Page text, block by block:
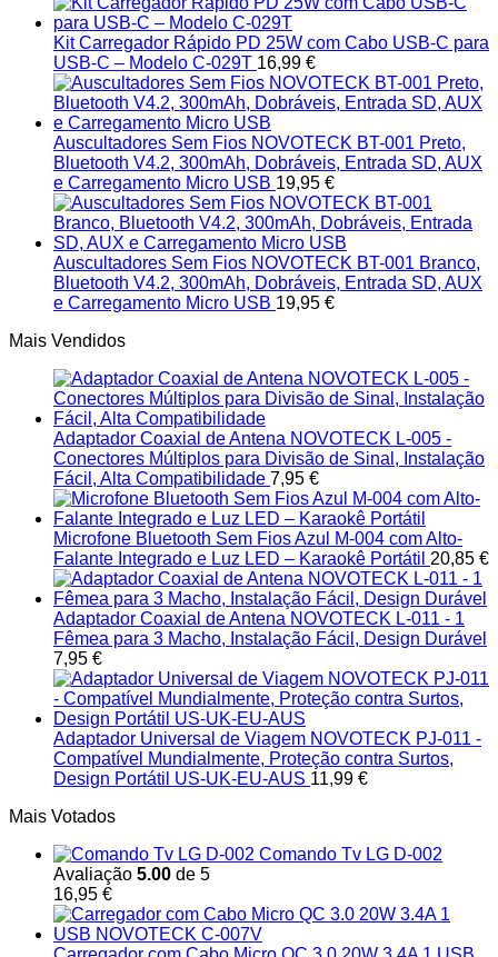
Kit Carregador Rápido PD 25W com Cabo USB-C para
USB-C – Modelo C-029T 16,99 €
Auscultadores Sem Fios NOVOTECK BT-001 Preto,
Bluetooth V4.2, 300mAh, Dobráveis, Entrada SD, AUX
e Carregamento Micro USB 19,95 €
Auscultadores Sem Fios NOVOTECK BT-001 Branco,
Bluetooth V4.2, 300mAh, Dobráveis, Entrada SD, AUX
e Carregamento Micro USB 19,95 €
Mais Vendidos
Adaptador Coaxial de Antena NOVOTECK L-005 -
Conectores Múltiplos para Divisão de Sinal, Instalação
Fácil, Alta Compatibilidade 7,95 €
Microfone Bluetooth Sem Fios Azul M-004 com Alto-
Falante Integrado e Luz LED – Karaokê Portátil 20,85 €
Adaptador Coaxial de Antena NOVOTECK L-011 - 1
Fêmea para 3 Macho, Instalação Fácil, Design Durável
7,95 €
Adaptador Universal de Viagem NOVOTECK PJ-011 -
Compatível Mundialmente, Proteção contra Surtos,
Design Portátil US-UK-EU-AUS 11,99 €
Mais Votados
Comando Tv LG D-002
Avaliação 5.00 de 5
16,95 €